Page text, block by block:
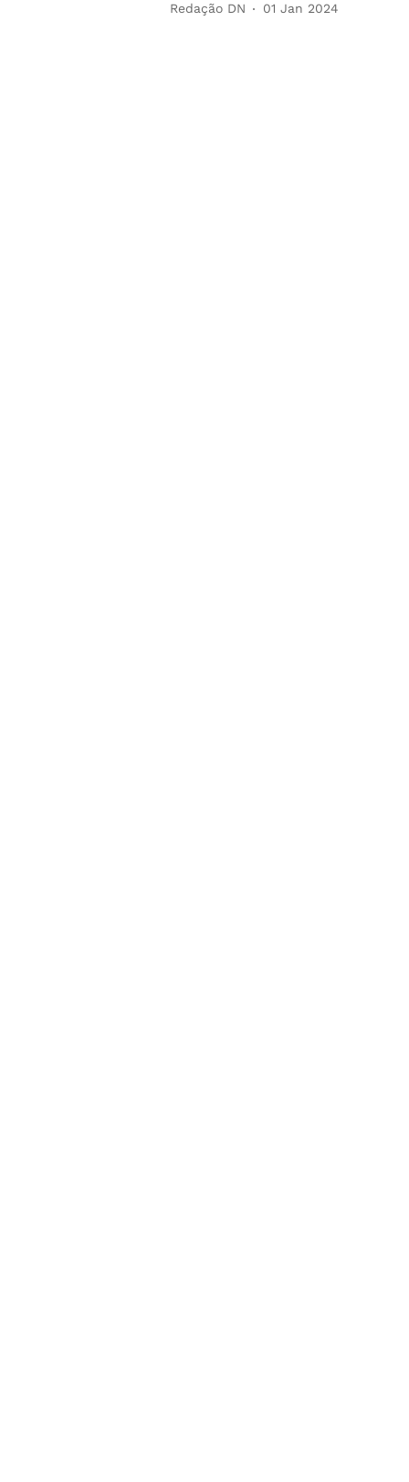
Redação DN 01 Jan 2024